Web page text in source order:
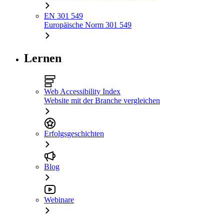
EN 301 549
Europäische Norm 301 549
Lernen
Web Accessibility Index
Website mit der Branche vergleichen
Erfolgsgeschichten
Blog
Webinare